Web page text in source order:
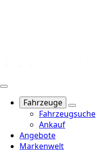
Fahrzeuge
Fahrzeugsuche
Ankauf
Angebote
Markenwelt